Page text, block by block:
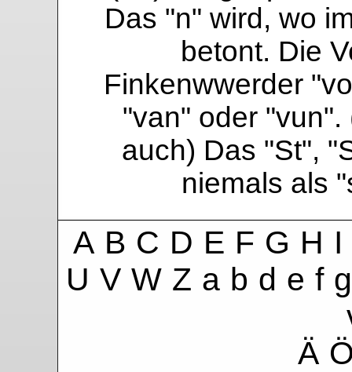
Das "n" wird, wo
betont. Die
Finkenwwerder
"van" oder "vun".
auch) Das "St",
niemals als
A B C D E F G H I
U V W Z a b d e f g
Ä